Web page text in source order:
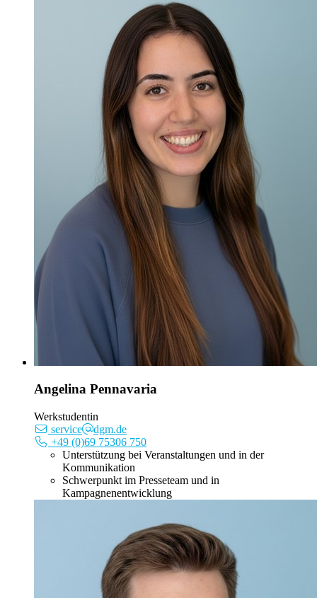
Angelina Pennavaria
Werkstudentin
service
dgm.de
+49 (0)69 75306 750
Unterstützung bei Veranstaltungen und in der
Kommunikation
Schwerpunkt im Presseteam und in
Kampagnenentwicklung